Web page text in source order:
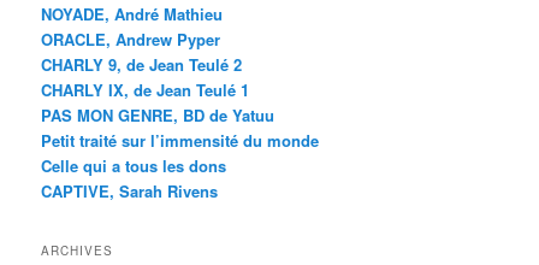
NOYADE, André Mathieu
ORACLE, Andrew Pyper
CHARLY 9, de Jean Teulé 2
CHARLY IX, de Jean Teulé 1
PAS MON GENRE, BD de Yatuu
Petit traité sur l’immensité du monde
Celle qui a tous les dons
CAPTIVE, Sarah Rivens
ARCHIVES